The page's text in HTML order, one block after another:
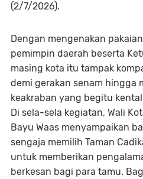
(2/7/2026).
​Dengan mengenakan
pemimpin daerah beserta
masing kota itu tampak
demi gerakan senam hingga
keakraban yang begitu
​Di sela-sela kegiatan, Wali
Bayu Waas menyampaikan
sengaja memilih Taman
untuk memberikan
berkesan bagi para tamu.